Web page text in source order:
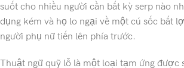
suốt cho nhiều người cần bất kỳ serp nào
dụng kém và họ lo ngại về một cú sốc bất
người phụ nữ tiến lên phía trước.
Thuật ngữ quỹ lỗ là một loại tạm ứng được